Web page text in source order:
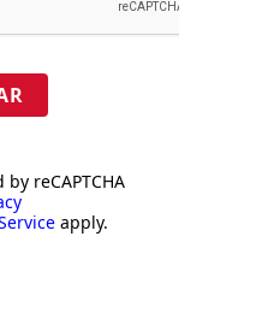
reCAPTCHA
apply.